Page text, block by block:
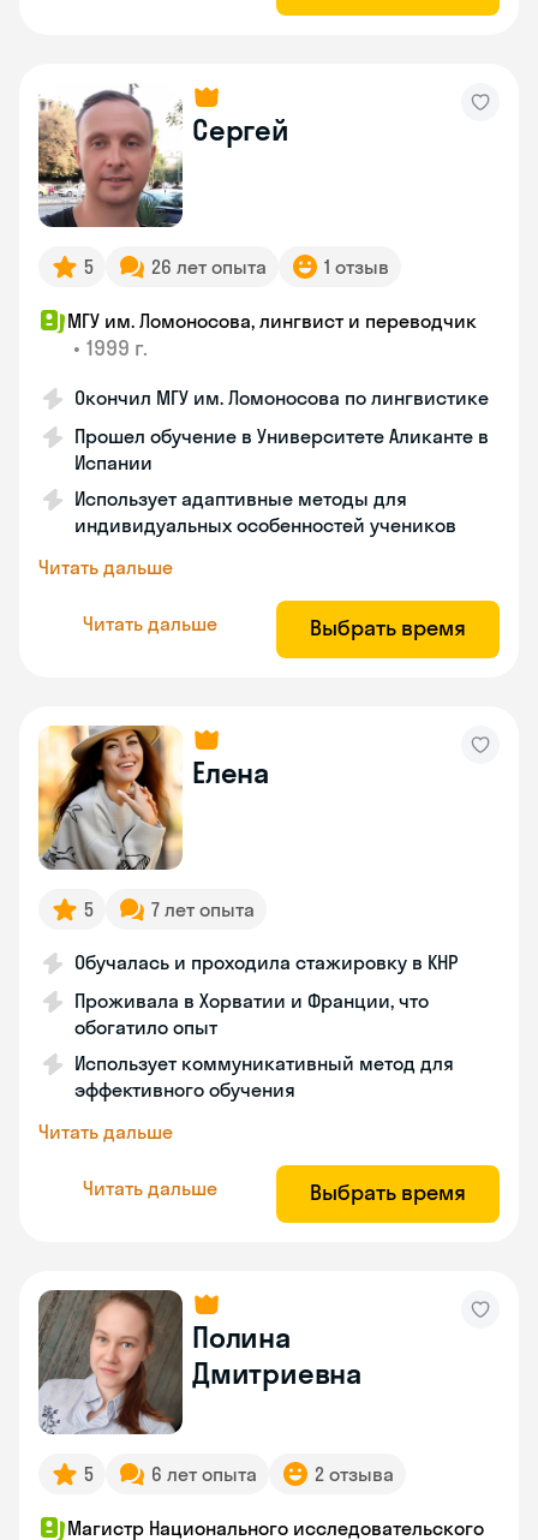
Сергей
5 26 лет опыта 1 отзыв
МГУ им. Ломоносова, лингвист и переводчик
• 1999 г.
Окончил МГУ им. Ломоносова по лингвистике
Прошел обучение в Университете Аликанте в
Испании
Использует адаптивные методы для
индивидуальных особенностей учеников
Читать дальше
Читать дальше Выбрать время
Елена
5 7 лет опыта
Обучалась и проходила стажировку в КНР
Проживала в Хорватии и Франции, что
обогатило опыт
Использует коммуникативный метод для
эффективного обучения
Читать дальше
Читать дальше Выбрать время
Полина
Дмитриевна
5 6 лет опыта 2 отзыва
Магистр Национального исследовательского